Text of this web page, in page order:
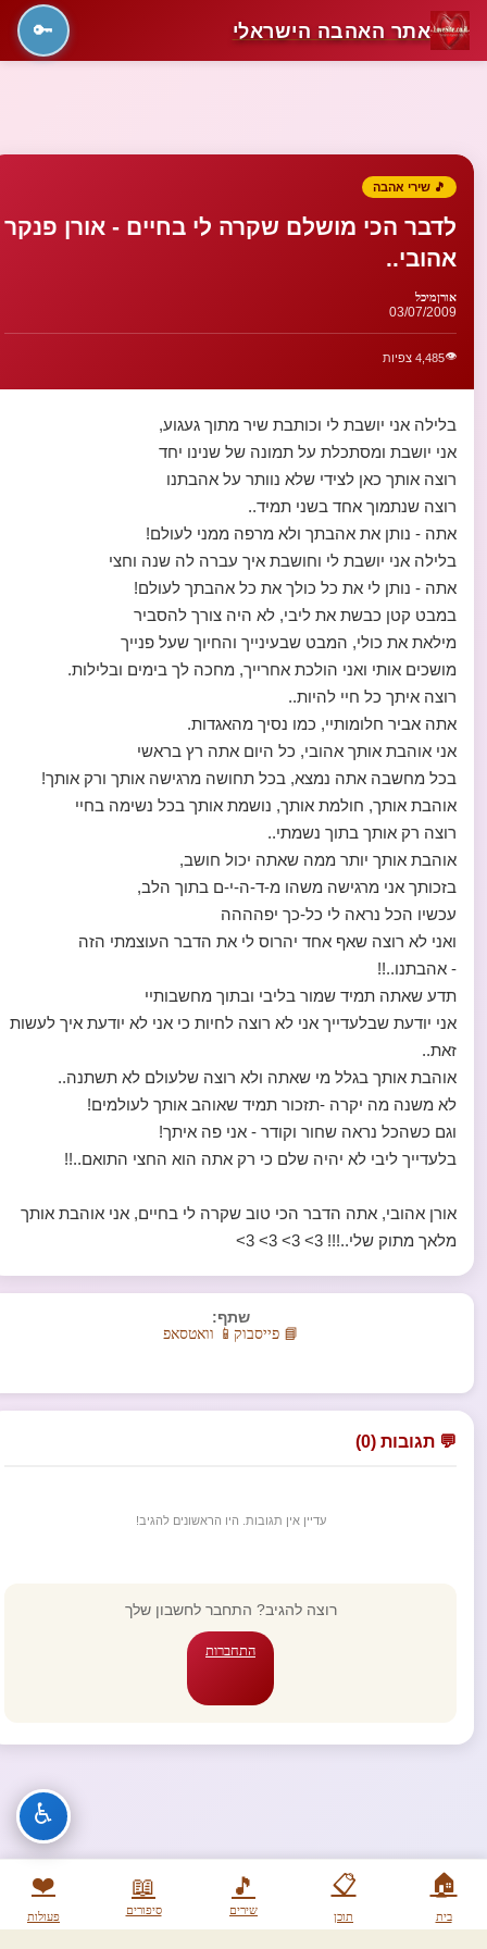
אתר האהבה הישראלי 🔑
🏠
בית
📋
תוכן
🎵
שירים
📖
סיפורים
❤️
פעולות
🎵 שירי אהבה
לדבר הכי מושלם שקרה לי בחיים - אורן פנקר
אהובי..
אורןמיכל
03/07/2009
👁️4,485 צפיות
בלילה אני יושבת לי וכותבת שיר מתוך געגוע,
אני יושבת ומסתכלת על תמונה של שנינו יחד
רוצה אותך כאן לצידי שלא נוותר על אהבתנו
רוצה שנתמוך אחד בשני תמיד..
אתה - נותן את אהבתך ולא מרפה ממני לעולם!
בלילה אני יושבת לי וחושבת איך עברה לה שנה וחצי
אתה - נותן לי את כל כולך את כל אהבתך לעולם!
במבט קטן כבשת את ליבי, לא היה צורך להסביר
מילאת את כולי, המבט שבעינייך והחיוך שעל פנייך
מושכים אותי ואני הולכת אחרייך, מחכה לך בימים ובלילות.
רוצה איתך כל חיי להיות..
אתה אביר חלומותיי, כמו נסיך מהאגדות.
אני אוהבת אותך אהובי, כל היום אתה רץ בראשי
בכל מחשבה אתה נמצא, בכל תחושה מרגישה אותך ורק אותך!
אוהבת אותך, חולמת אותך, נושמת אותך בכל נשימה בחיי
רוצה רק אותך בתוך נשמתי..
אוהבת אותך יותר ממה שאתה יכול חושב,
בזכותך אני מרגישה משהו מ-ד-ה-י-ם בתוך הלב,
עכשיו הכל נראה לי כל-כך יפהההה
ואני לא רוצה שאף אחד יהרוס לי את הדבר העוצמתי הזה
- אהבתנו..!!
תדע שאתה תמיד שמור בליבי ובתוך מחשבותיי
אני יודעת שבלעדייך אני לא רוצה לחיות כי אני לא יודעת איך לעשות
זאת..
אוהבת אותך בגלל מי שאתה ולא רוצה שלעולם לא תשתנה..
לא משנה מה יקרה -תזכור תמיד שאוהב אותך לעולמים!
וגם כשהכל נראה שחור וקודר - אני פה איתך!
בלעדייך ליבי לא יהיה שלם כי רק אתה הוא החצי התואם..!!
אורן אהובי, אתה הדבר הכי טוב שקרה לי בחיים, אני אוהבת אותך
מלאך מתוק שלי..!!! 3> 3> 3> 3>
שתף:
📘 פייסבוק 📱 וואטסאפ
💬 תגובות (0)
עדיין אין תגובות. היו הראשונים להגיב!
רוצה להגיב? התחבר לחשבון שלך
התחברות
♿